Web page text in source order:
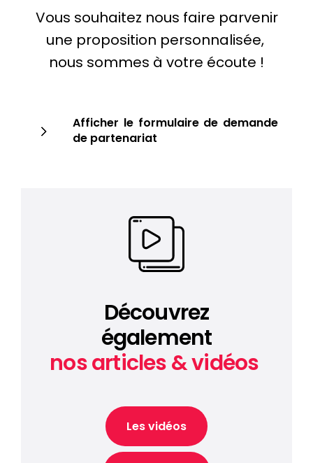
Envoyer
Vous souhaitez nous faire parvenir
une proposition personnalisée,
nous sommes à votre écoute !
Afficher le formulaire de demande
de partenariat
Physique
Physique et en ligne
Découvrez
également
nos articles & vidéos
Les vidéos